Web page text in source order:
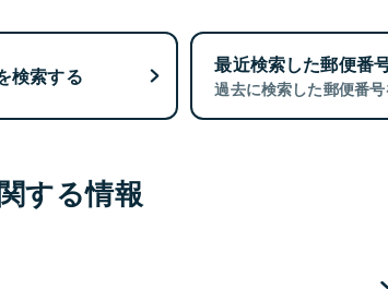
検索する 最近検索した郵便番
過去に検索した郵便番号
する情報